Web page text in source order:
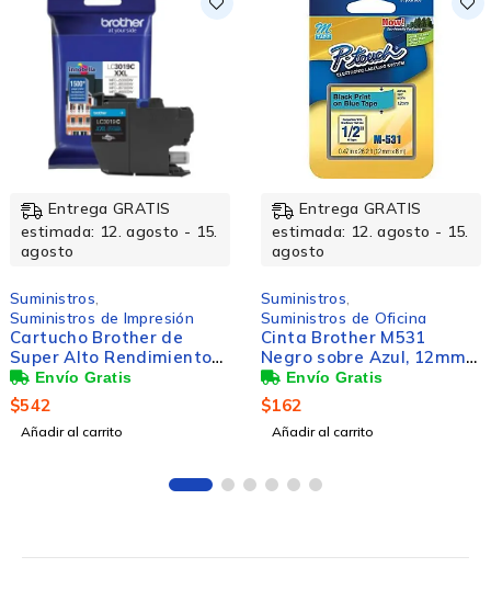
agosto - 15.
Impresión
de
1500
Entrega GRATIS
estimada: 12. agosto - 15.
Suministros de Oficina
Cinta Brother M531
Negro sobre Azul, 12mm x
estimada:
Suministros
Tambor
Negro,